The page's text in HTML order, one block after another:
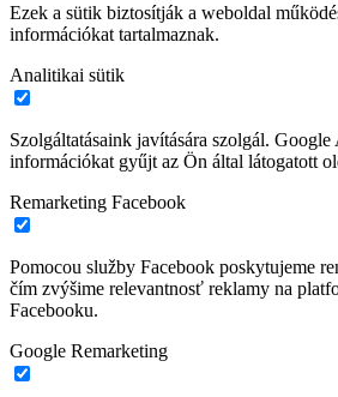
Ezek a sütik biztosítják a weboldal
információkat tartalmaznak.
Analitikai sütik
Szolgáltatásaink javítására szolgál.
információkat gyűjt az Ön által látogatott
Remarketing Facebook
Pomocou služby Facebook poskytujeme
čím zvýšime relevantnosť reklamy na
Facebooku.
Google Remarketing